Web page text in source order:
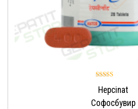
4.93
из 5
Hepcinat
Софосбувир